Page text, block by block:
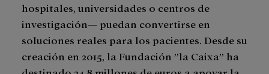
hospitales, universidades o centros de
investigación— puedan convertirse en
soluciones reales para los pacientes. Desde su
creación en 2015, la Fundación ”la Caixa” ha